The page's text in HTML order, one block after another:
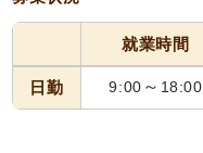
就業時間
日勤 9:00 ～ 18:00